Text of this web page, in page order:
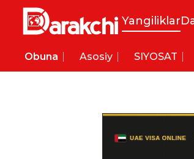
Yangiliklar
Obuna Asosiy SIYOSAT